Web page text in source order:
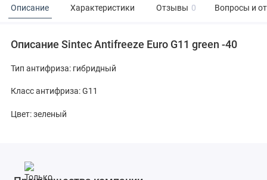
Описание Характеристики Отзывы 0 Вопросы и
Описание Sintec Antifreeze Euro G11 green -40
Тип антифриза: гибридный
Класс антифриза: G11
Цвет: зеленый